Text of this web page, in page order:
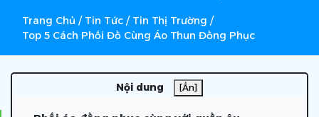
Trang Chủ / Tin Tức / Tin Thị Trường /
Top 5 Cách Phối Đồ Cùng Áo Thun Đồng Phục
Nội dung [Ẩn]